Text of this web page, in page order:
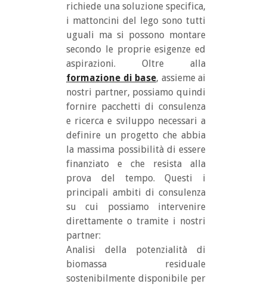
richiede una soluzione specifica,
i mattoncini del lego sono tutti
uguali ma si possono montare
secondo le proprie esigenze ed
aspirazioni. Oltre alla
formazione di base, assieme ai
nostri partner, possiamo quindi
fornire pacchetti di consulenza
e ricerca e sviluppo necessari a
definire un progetto che abbia
la massima possibilità di essere
finanziato e che resista alla
prova del tempo. Questi i
principali ambiti di consulenza
su cui possiamo intervenire
direttamente o tramite i nostri
partner:
Analisi della potenzialità di
biomassa residuale
sostenibilmente disponibile per